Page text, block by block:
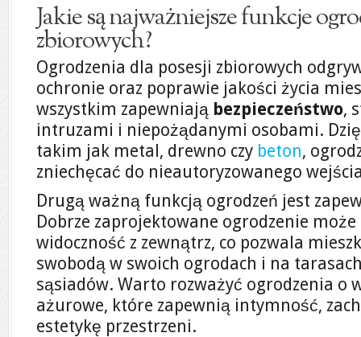
Jakie są najważniejsze funkcje
zbiorowych?
Ogrodzenia dla posesji zbiorowych
ochronie oraz poprawie jakości życia
wszystkim zapewniają bezpieczeństwo,
intruzami i niepożądanymi osobami.
takim jak metal, drewno czy beton,
zniechęcać do nieautoryzowanego
Drugą ważną funkcją ogrodzeń jest
Dobrze zaprojektowane ogrodzenie
widoczność z zewnątrz, co pozwala
swobodą w swoich ogrodach i na
sąsiadów. Warto rozważyć ogrodzenia o
ażurowe, które zapewnią intymność,
estetykę przestrzeni.